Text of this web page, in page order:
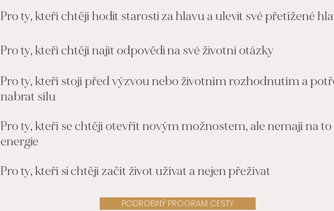
Pro ty, kteří chtějí hodit starosti za hlavu a ulevit své přetížené
Pro ty, kteří chtějí najít odpovědi na své životní otázky
Pro ty, kteří stojí před výzvou nebo životním rozhodnutím a
nabrat sílu
Pro ty, kteří se chtějí otevřít novým možnostem, ale nemají na
energie
Pro ty, kteří si chtějí začít život užívat a nejen přežívat
PODROBNÝ PROGRAM CESTY